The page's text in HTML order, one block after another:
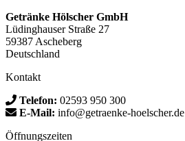
Getränke Hölscher GmbH
Lüdinghauser Straße 27
59387 Ascheberg
Deutschland
Kontakt
Telefon: 02593 950 300
E-Mail: info@getraenke-hoelscher.de
Öffnungszeiten